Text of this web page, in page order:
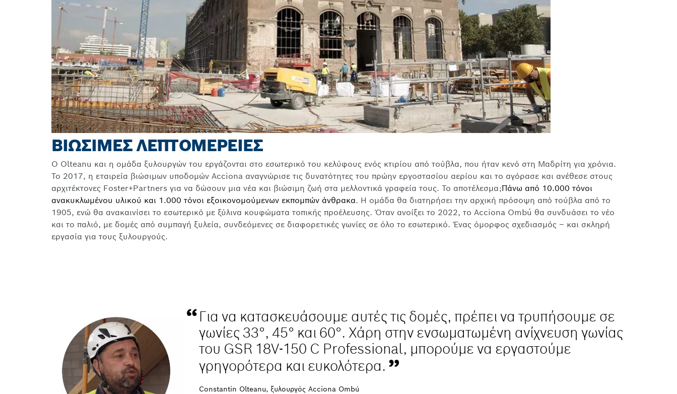
ΒΙΏΣΙΜΕΣ ΛΕΠΤΟΜΈΡΕΙΕΣ
Ο Olteanu και η ομάδα ξυλουργών του εργάζονται στο εσωτερικό του κελύφους ενός κτιρίου από τούβλα, που ήταν κενό στη Μαδρίτη για χρόνια.
Το 2017, η εταιρεία βιώσιμων υποδομών Acciona αναγνώρισε τις δυνατότητες του πρώην εργοστασίου αερίου και το αγόρασε και ανέθεσε στους
αρχιτέκτονες Foster+Partners για να δώσουν μια νέα και βιώσιμη ζωή στα μελλοντικά γραφεία τους. Το αποτέλεσμα;Πάνω από 10.000 τόνοι
ανακυκλωμένου υλικού και 1.000 τόνοι εξοικονομούμενων εκπομπών άνθρακα. Η ομάδα θα διατηρήσει την αρχική πρόσοψη από τούβλα από το
1905, ενώ θα ανακαινίσει το εσωτερικό με ξύλινα κουφώματα τοπικής προέλευσης. Όταν ανοίξει το 2022, το Acciona Ombú θα συνδυάσει το νέο
και το παλιό, με δομές από συμπαγή ξυλεία, συνδεόμενες σε διαφορετικές γωνίες σε όλο το εσωτερικό. Ένας όμορφος σχεδιασμός – και σκληρή
εργασία για τους ξυλουργούς.
Για να κατασκευάσουμε αυτές τις δομές, πρέπει να τρυπήσουμε σε
γωνίες 33°, 45° και 60°. Χάρη στην ενσωματωμένη ανίχνευση γωνίας
του GSR 18V-150 C Professional, μπορούμε να εργαστούμε
γρηγορότερα και ευκολότερα.
Constantin Olteanu, ξυλουργός Acciona Ombú